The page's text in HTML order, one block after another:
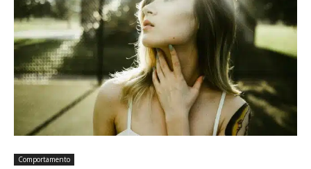
Comportamento